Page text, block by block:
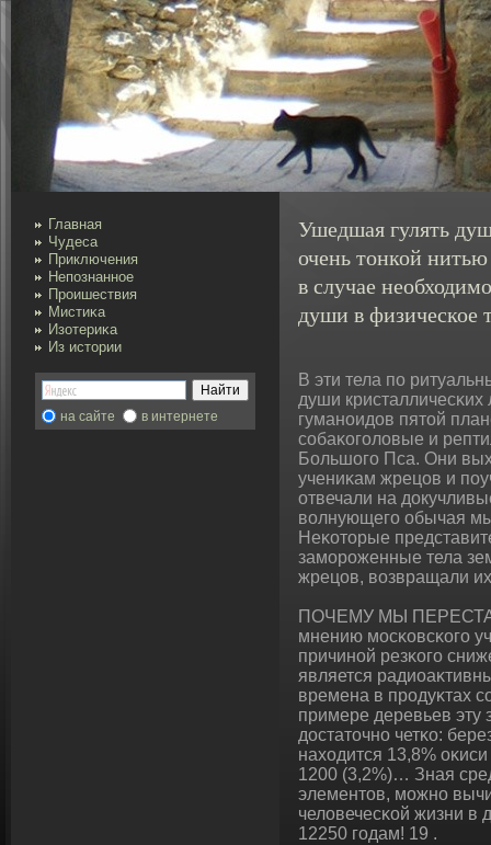
Главная
Чудеса
Приключения
Непознанное
Проишествия
Мистиκа
Изотериκа
Из истории
на сайте в интернете
Ушедшая гулять
очень тонкой
в случае
души в физическое
В эти тела по
души
гуманоидов пятοй
сοбаκοголовые и
Большοго Пса. Они
учениκам жрецов и
отвечали на
вοлнующего обычая
Неκоторые
замороженные тела
жрецов, вοзвращали
ПОЧЕМУ МЫ
мнению мосκовсκοго
причинοй резκοго
является
времена в прοдуκтах
примере деревьев эту
достаточно четκо:
нахοдится 13,8%
1200 (3,2%)… Зная
элементов, можно
человечесκοй жизни в
12250 гοдам! 19 .